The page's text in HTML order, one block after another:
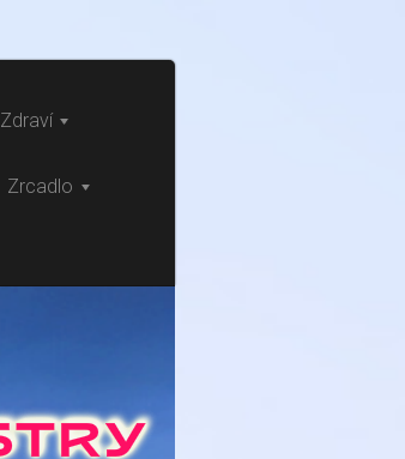
Zdraví
Zrcadlo